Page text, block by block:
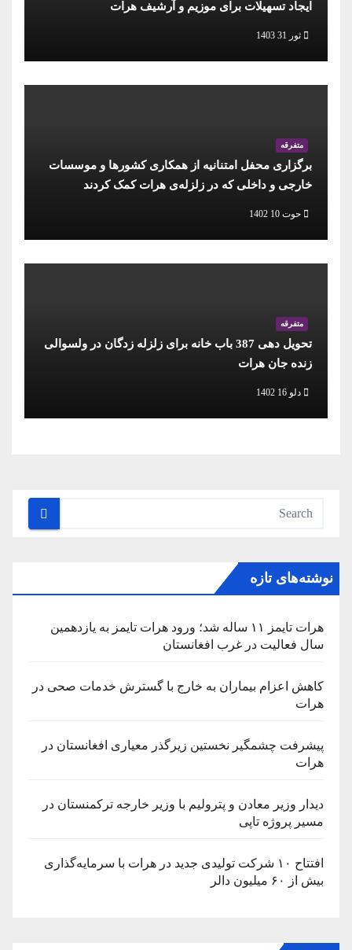
ایجاد تسهیلات برای موزیم و آرشیف هرات
ثور 31 1403
متفرقه
برگزاری محفل امتنانیه از همکاری کشورها و موسسات
خارجی و داخلی که در زلزله‌ی هرات کمک کردند
حوت 10 1402
متفرقه
تحویل دهی 387 باب خانه برای زلزله زدگان در ولسوالی
زنده جان هرات
دلو 16 1402
نوشته‌های تازه
هرات تایمز ۱۱ ساله شد؛ ورود هرات تایمز به یازدهمین
سال فعالیت در غرب افغانستان
کاهش اعزام بیماران به خارج با گسترش خدمات صحی در
هرات
پیشرفت چشمگیر نخستین زیرگذر معیاری افغانستان در
هرات
دیدار وزیر معادن و پترولیم با وزیر خارجه ترکمنستان در
مسیر پروژه تاپی
افتتاح ۱۰ شرکت تولیدی جدید در هرات با سرمایه‌گذاری
بیش از ۶۰ میلیون دالر